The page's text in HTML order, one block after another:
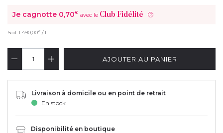
Je cagnotte 0,70€ avec le Club Fidélité ?
Soit 1 490,00€ / L
AJOUTER AU PANIER
Livraison à domicile ou en point de retrait
En stock
Disponibilité en boutique